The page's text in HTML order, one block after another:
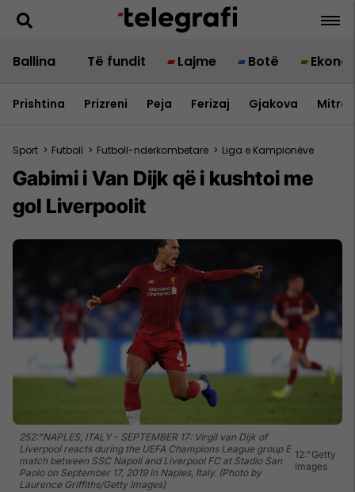
Ballina Të fundit Lajme Botë
Prishtina Prizreni Peja Ferizaj Gjakova
Sport > Futboll > Futboll-nderkombetare > Liga e Kampionëve
Gabimi i Van Dijk që i kushtoi me
gol Liverpoolit
252:"NAPLES, ITALY - SEPTEMBER 17: Virgil van Dijk of
Liverpool reacts during the UEFA Champions League group E
match between SSC Napoli and Liverpool FC at Stadio San
Paolo on September 17, 2019 in Naples, Italy. (Photo by
Laurence Griffiths/Getty Images)
12:"Getty
Images